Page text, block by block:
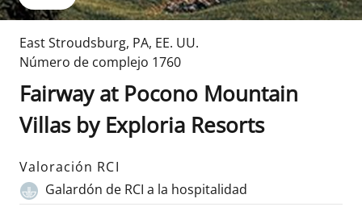
East Stroudsburg, PA, EE. UU.
Número de complejo 1760
Fairway at Pocono Mountain
Villas by Exploria Resorts
Valoración RCI
Galardón de RCI a la hospitalidad